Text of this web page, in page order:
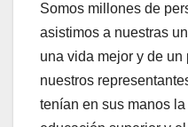
Somos millones de
asistimos a nuestras
una vida mejor y de un
nuestros
tenían en sus manos